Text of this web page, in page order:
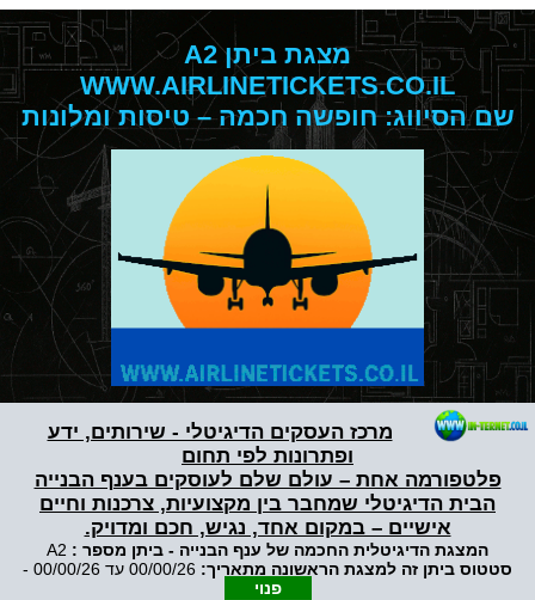
מצגת ביתן A2
WWW.AIRLINETICKETS.CO.IL
שם הסיווג: חופשה חכמה – טיסות ומלונות
מרכז העסקים הדיגיטלי - שירותים, ידע
ופתרונות לפי תחום
פלטפורמה אחת – עולם שלם לעוסקים בענף הבנייה
הבית הדיגיטלי שמחבר בין מקצועיות, צרכנות וחיים
אישיים – במקום אחד, נגיש, חכם ומדויק.
המצגת הדיגיטלית החכמה של ענף הבנייה - ביתן מספר :
סטטוס ביתן זה למצגת הראשונה מתאריך: 00/00/26 עד 00/00/26 -
פנוי